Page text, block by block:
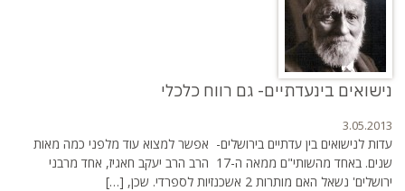
נישואים בינעדתיים- גם רווח כלכלי
3.05.2013
עדות לנישואים בין עדתיים בירושלים- אפשר למצוא עוד מלפני כמה מאות
שנים. באחד מהשותי"ם ממאה ה-17 הרב הרב יעקב חאגיז, אחד מרבני
ירושלים' נשאל האם מותרות 2 אשכנזיות לספרדי. שכן, […]